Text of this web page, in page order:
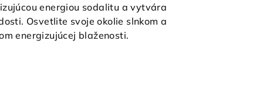
energiou sodalitu a vytvára
Osvetlite svoje okolie slnkom a
energizujúcej blaženosti.